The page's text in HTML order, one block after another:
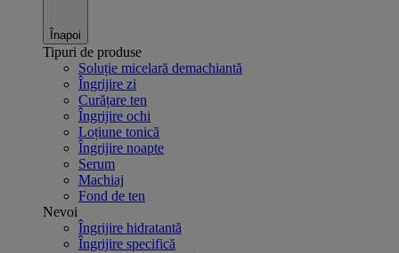
Înapoi
Tipuri de produse
Soluție micelară demachiantă
Îngrijire zi
Curățare ten
Îngrijire ochi
Loțiune tonică
Îngrijire noapte
Serum
Machiaj
Fond de ten
Nevoi
Îngrijire hidratantă
Îngrijire specifică